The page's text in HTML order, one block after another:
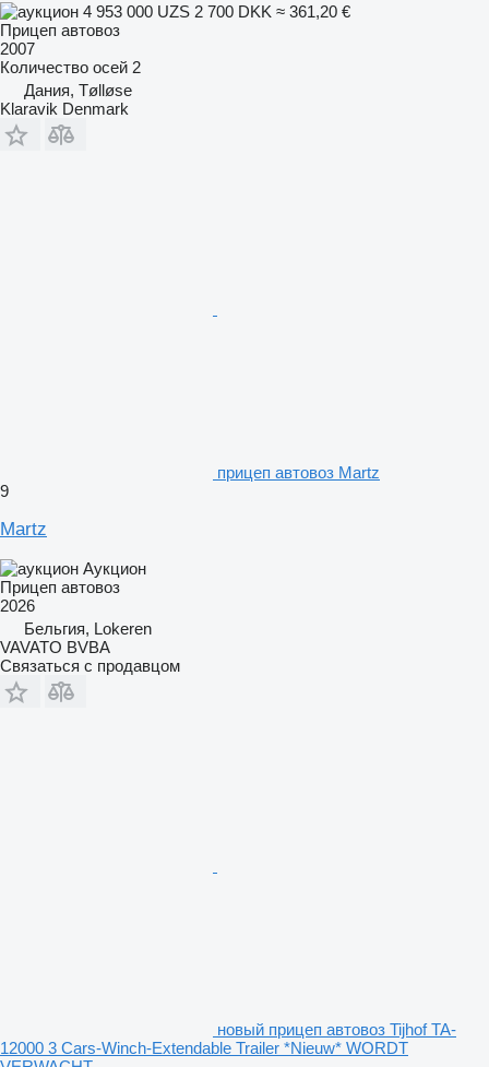
4 953 000 UZS 2 700 DKK ≈ 361,20 €
Прицеп автовоз
2007
Количество осей 2
Дания, Tølløse
Klaravik Denmark
прицеп автовоз Martz
9
Martz
Аукцион
Прицеп автовоз
2026
Бельгия, Lokeren
VAVATO BVBA
Связаться с продавцом
новый прицеп автовоз Tijhof TA-
12000 3 Cars-Winch-Extendable Trailer *Nieuw* WORDT